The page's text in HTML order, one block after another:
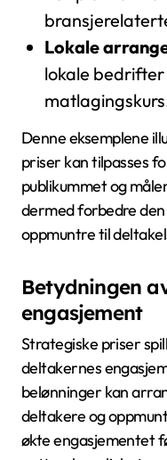
Lokale
lokale bedrifter
Denne eksemplene
priser kan tilpasses
publikummet og
dermed forbedre
oppmuntre til
Betydningen
engasjement
Strategiske priser
deltakernes
belønninger kan
deltakere og
økte engasjementet